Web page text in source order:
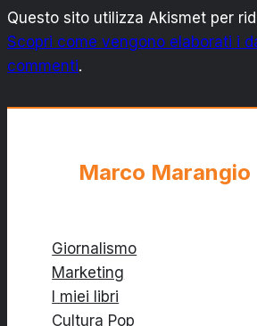
Questo sito utilizza Akismet per
Scopri come vengono elaborati i
commenti.
Marco Marangio
Giornalismo
Marketing
I miei libri
Cultura Pop